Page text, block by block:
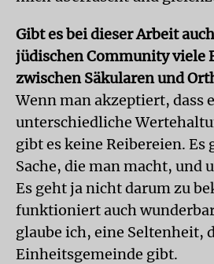
Gibt es bei dieser Arbeit
jüdischen Community viele
zwischen Säkularen und
Wenn man akzeptiert, dass
unterschiedliche
gibt es keine Reibereien. Es
Sache, die man macht, und
Es geht ja nicht darum zu
funktioniert auch
glaube ich, eine Seltenheit,
Einheitsgemeinde gibt.